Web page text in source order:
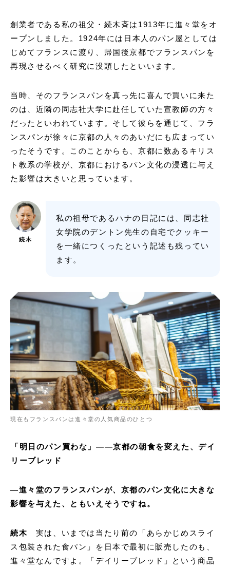
創業者である私の祖父・続木斉は1913年に進々堂をオ
ープンしました。1924年には日本人のパン屋としては
じめてフランスに渡り、帰国後京都でフランスパンを
再現させるべく研究に没頭したといいます。
当時、そのフランスパンを真っ先に喜んで買いに来た
のは、近隣の同志社大学に赴任していた宣教師の方々
だったといわれています。そして彼らを通じて、フラ
ンスパンが徐々に京都の人々のあいだにも広まってい
ったそうです。このことからも、京都に数あるキリス
ト教系の学校が、京都におけるパン文化の浸透に与え
た影響は大きいと思っています。
続木
私の祖母であるハナの日記には、同志社
女学院のデントン先生の自宅でクッキー
を一緒につくったという記述も残ってい
ます。
現在もフランスパンは進々堂の人気商品のひとつ
「明日のパン買わな」——京都の朝食を変えた、デイ
リーブレッド
—進々堂のフランスパンが、京都のパン文化に大きな
影響を与えた、ともいえそうですね。
続木
実は、いまでは当たり前の「あらかじめスライ
ス包装された食パン」を日本で最初に販売したのも、
進々堂なんですよ。「デイリーブレッド」という商品